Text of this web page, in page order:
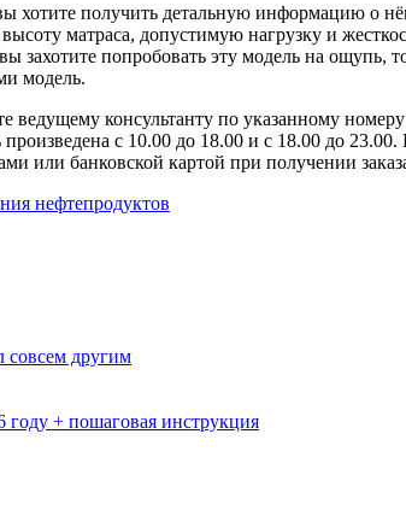
хотите получить детальную информацию о
матраса, допустимую нагрузку и
попробовать эту модель на ощупь,
модель.
ведущему консультанту по указанному
с 10.00 до 18.00 и с 18.00 до
или банковской картой при получении
нефтепродуктов
совсем другим
году + пошаговая инструкция